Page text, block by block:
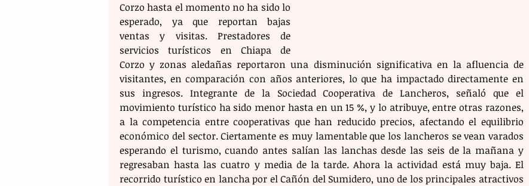
Corzo hasta el momento no ha sido lo
esperado, ya que reportan bajas
ventas y visitas. Prestadores de
servicios turísticos en Chiapa de
Corzo y zonas aledañas reportaron una disminución significativa en la afluencia de
visitantes, en comparación con años anteriores, lo que ha impactado directamente en
sus ingresos. Integrante de la Sociedad Cooperativa de Lancheros, señaló que el
movimiento turístico ha sido menor hasta en un 15 %, y lo atribuye, entre otras razones,
a la competencia entre cooperativas que han reducido precios, afectando el equilibrio
económico del sector. Ciertamente es muy lamentable que los lancheros se vean varados
esperando el turismo, cuando antes salían las lanchas desde las seis de la mañana y
regresaban hasta las cuatro y media de la tarde. Ahora la actividad está muy baja. El
recorrido turístico en lancha por el Cañón del Sumidero, uno de los principales atractivos